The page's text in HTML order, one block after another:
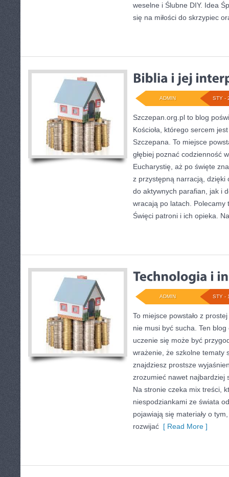
weselne i Ślubne DIY. Idea
się na miłości do skrzypiec
STY -
ADMIN
Szczepan.org.pl to blog
Kościoła, którego sercem
Szczepana. To miejsce
głębiej poznać codzienność
Eucharystię, aż po święte
z przystępną narracją, dzięki
do aktywnych parafian, jak i
wracają po latach. Polecamy
Święci patroni i ich opieka.
STY -
ADMIN
To miejsce powstało z
nie musi być sucha. Ten
uczenie się może być
wrażenie, że szkolne tematy
znajdziesz prostsze
zrozumieć nawet najbardziej
Na stronie czeka mix treści,
niespodziankami ze świata
pojawiają się materiały o
rozwijać [ Read More ]